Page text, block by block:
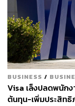
BUSINESS /
Visa เล็งปลดพนัก
ต้นทุน-เพิ่มประสิทธิ